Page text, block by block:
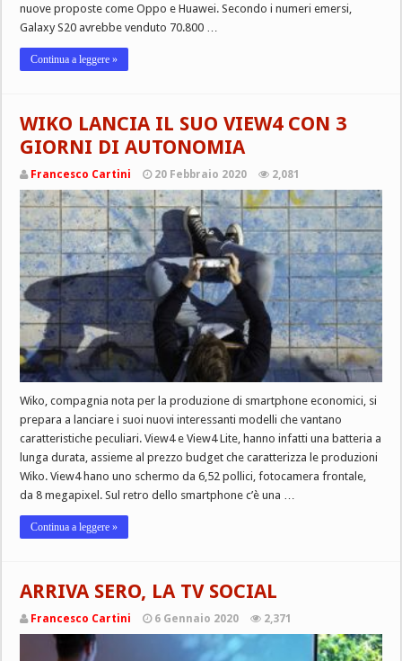
nuove proposte come Oppo e Huawei. Secondo i numeri emersi,
Galaxy S20 avrebbe venduto 70.800 …
Continua a leggere »
WIKO LANCIA IL SUO VIEW4 CON 3
GIORNI DI AUTONOMIA
Francesco Cartini 20 Febbraio 2020 2,081
Wiko, compagnia nota per la produzione di smartphone economici, si
prepara a lanciare i suoi nuovi interessanti modelli che vantano
caratteristiche peculiari. View4 e View4 Lite, hanno infatti una batteria a
lunga durata, assieme al prezzo budget che caratterizza le produzioni
Wiko. View4 hano uno schermo da 6,52 pollici, fotocamera frontale,
da 8 megapixel. Sul retro dello smartphone c’è una …
Continua a leggere »
ARRIVA SERO, LA TV SOCIAL
Francesco Cartini 6 Gennaio 2020 2,371